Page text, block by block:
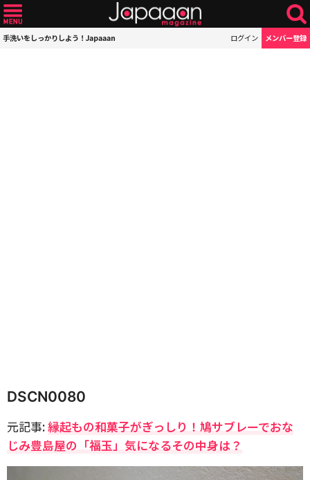
手洗いをしっかりしよう！Japaaan ログイン メンバー登録
DSCN0080
元記事:縁起もの和菓子がぎっしり！鳩サブレーでおな
じみ豊島屋の「福玉」気になるその中身は？